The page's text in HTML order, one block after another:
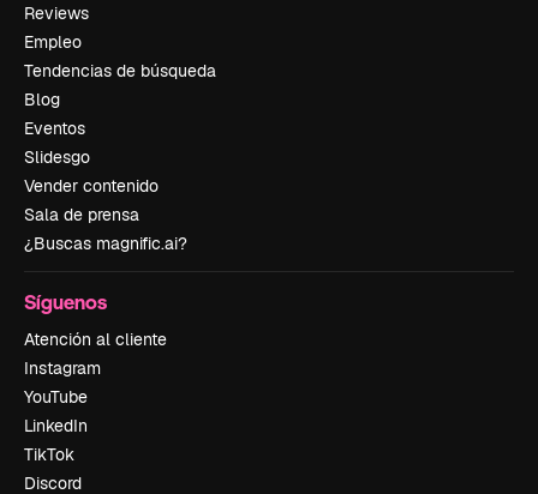
Reviews
Empleo
Tendencias de búsqueda
Blog
Eventos
Slidesgo
Vender contenido
Sala de prensa
¿Buscas magnific.ai?
Síguenos
Atención al cliente
Instagram
YouTube
LinkedIn
TikTok
Discord